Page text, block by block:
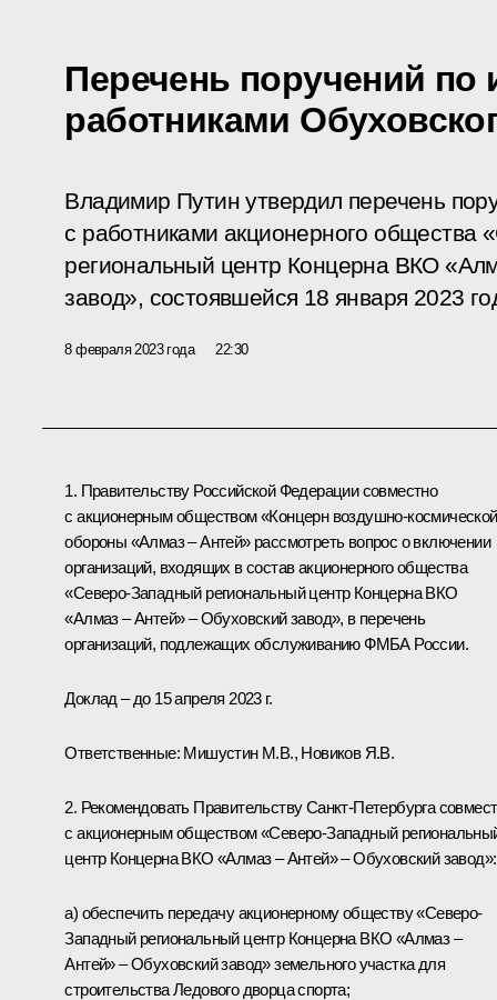
Перечень поручений по
работниками
Владимир Путин утвердил перечень
с работниками акционерного общества
региональный центр Концерна ВКО
завод», состоявшейся 18 января 2023
8 февраля 2023 года 22:30
1. Правительству Российской Федерации совместно
с акционерным обществом «Концерн воздушно-космической
обороны «Алмаз – Антей» рассмотреть вопрос о включении
организаций, входящих в состав акционерного общества
«Северо-Западный региональный центр Концерна ВКО
«Алмаз – Антей» – Обуховский завод», в перечень
организаций, подлежащих обслуживанию ФМБА России.
Доклад – до 15 апреля 2023 г.
Ответственные: Мишустин М.В., Новиков Я.В.
2. Рекомендовать Правительству Санкт-Петербурга
с акционерным обществом «Северо-Западный
центр Концерна ВКО «Алмаз – Антей» – Обуховский завод»:
а) обеспечить передачу акционерному обществу «Северо-
Западный региональный центр Концерна ВКО «Алмаз –
Антей» – Обуховский завод» земельного участка для
строительства Ледового дворца спорта;